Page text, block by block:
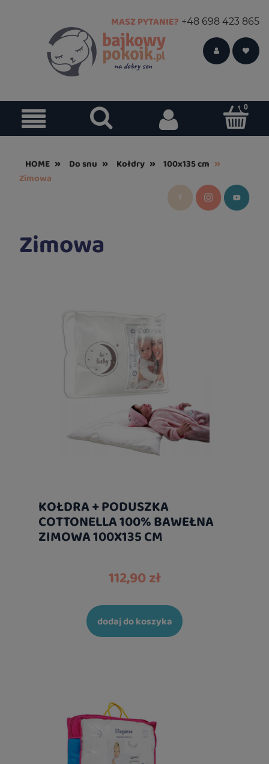
MASZ PYTANIE? +48 698 423 865
HOME » Do snu » Kołdry » 100x135 cm »
Zimowa
Zimowa
KOŁDRA + PODUSZKA
COTTONELLA 100% BAWEŁNA
ZIMOWA 100X135 CM
112,90 zł
dodaj do koszyka